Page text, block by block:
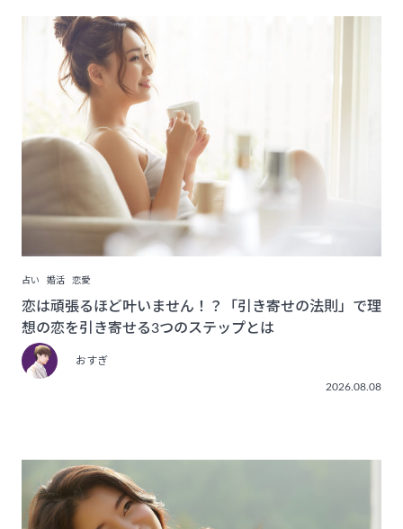
占い 婚活 恋愛
恋は頑張るほど叶いません！？「引き寄せの法則」で理
想の恋を引き寄せる3つのステップとは
おすぎ
2026.08.08